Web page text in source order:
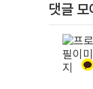
댓글 모